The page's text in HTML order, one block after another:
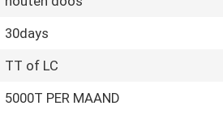
30days
TT of LC
5000T PER MAAND